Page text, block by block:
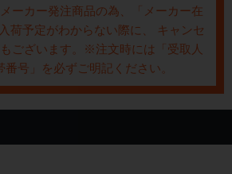
ーカー発注商品の為、「メーカー在
荷予定がわからない際に、 キャンセ
ございます。※注文時には「受取人
番号」を必ずご明記ください。